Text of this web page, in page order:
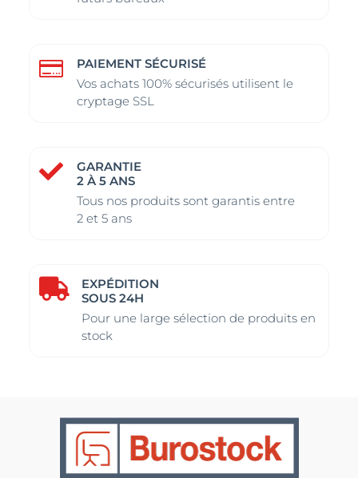

PAIEMENT SÉCURISÉ
Vos achats 100% sécurisés utilisent le
cryptage SSL

GARANTIE
2 À 5 ANS
Tous nos produits sont garantis entre
2 et 5 ans

EXPÉDITION
SOUS 24H
Pour une large sélection de produits en
stock